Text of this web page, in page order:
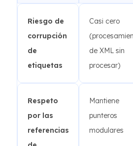
Riesgo de
corrupción
de
etiquetas
Casi cero
de XML sin
procesar)
Respeto
por las
referencias
Mantiene
punteros
modulares